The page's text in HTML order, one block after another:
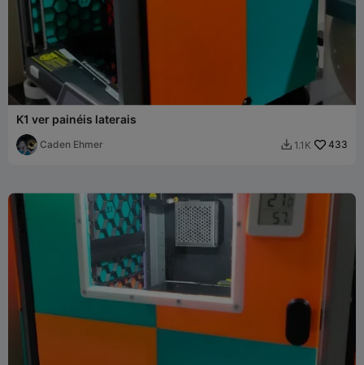
K1 ver painéis laterais
Caden Ehmer  1.1K 433